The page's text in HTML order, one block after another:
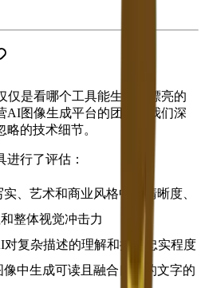
仅是看哪个工具能生成最漂亮的
AI图像生成平台的团队，我们深
的技术细节。
行了评估：
、艺术和商业风格中的清晰度、
整体视觉冲击力
复杂描述的理解和执行忠实程度
中生成可读且融合良好的文字的